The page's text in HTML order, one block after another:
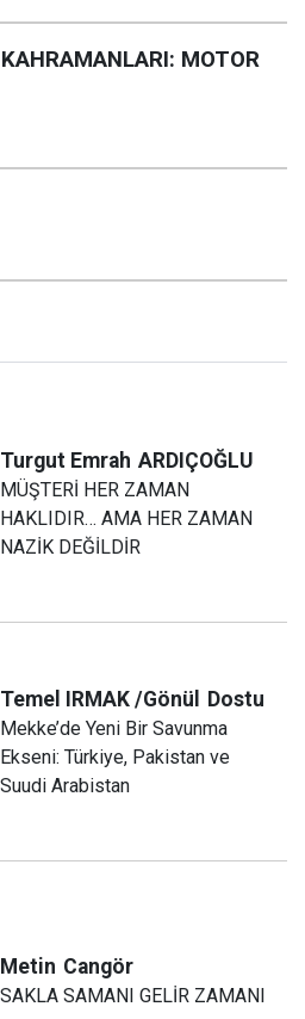
MOTOR
Turgut Emrah ARDIÇOĞLU
MÜŞTERİ HER ZAMAN
HAKLIDIR… AMA HER ZAMAN
NAZİK DEĞİLDİR
Temel IRMAK /Gönül Dostu
Mekke’de Yeni Bir Savunma
Ekseni: Türkiye, Pakistan ve
Suudi Arabistan
Metin Cangör
SAKLA SAMANI GELİR ZAMANI